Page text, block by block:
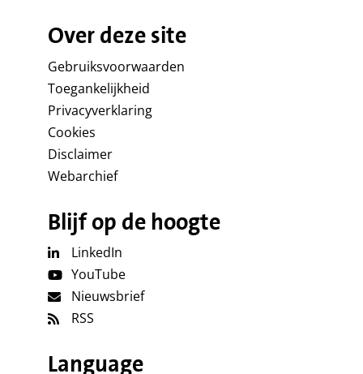
Over deze site
Gebruiksvoorwaarden
Toegankelijkheid
Privacyverklaring
Cookies
Disclaimer
Webarchief
Blijf op de hoogte
LinkedIn
YouTube
Nieuwsbrief
RSS
Language